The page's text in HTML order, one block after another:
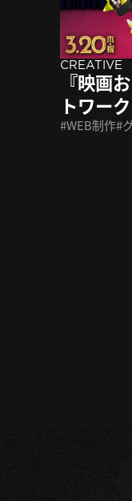
CREATIVE
『映画
トワーク
WEB制作